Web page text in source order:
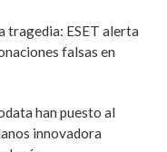
tragedia: ESET alerta
falsas en
han puesto al
innovadora